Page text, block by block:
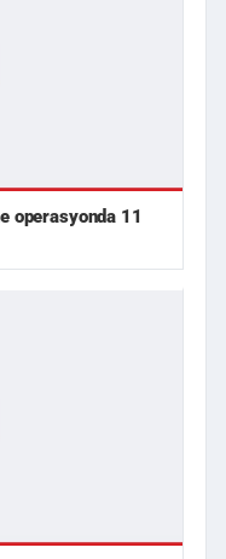
operasyonda 11